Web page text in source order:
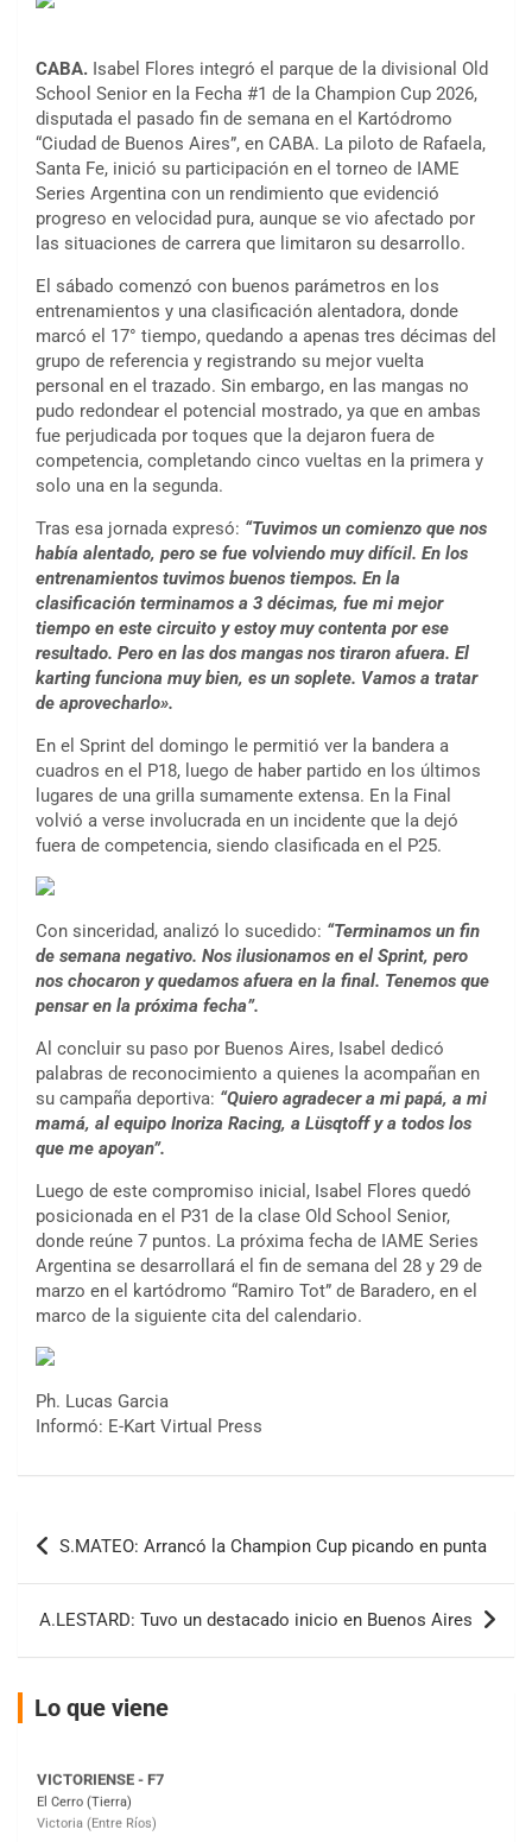
CABA. Isabel Flores integró el parque de la divisional Old
School Senior en la Fecha #1 de la Champion Cup 2026,
disputada el pasado fin de semana en el Kartódromo
“Ciudad de Buenos Aires”, en CABA. La piloto de Rafaela,
Santa Fe, inició su participación en el torneo de IAME
Series Argentina con un rendimiento que evidenció
progreso en velocidad pura, aunque se vio afectado por
las situaciones de carrera que limitaron su desarrollo.
El sábado comenzó con buenos parámetros en los
entrenamientos y una clasificación alentadora, donde
marcó el 17° tiempo, quedando a apenas tres décimas del
grupo de referencia y registrando su mejor vuelta
personal en el trazado. Sin embargo, en las mangas no
pudo redondear el potencial mostrado, ya que en ambas
fue perjudicada por toques que la dejaron fuera de
competencia, completando cinco vueltas en la primera y
solo una en la segunda.
Tras esa jornada expresó: “Tuvimos un comienzo que nos
había alentado, pero se fue volviendo muy difícil. En los
entrenamientos tuvimos buenos tiempos. En la
clasificación terminamos a 3 décimas, fue mi mejor
tiempo en este circuito y estoy muy contenta por ese
resultado. Pero en las dos mangas nos tiraron afuera. El
karting funciona muy bien, es un soplete. Vamos a tratar
de aprovecharlo».
En el Sprint del domingo le permitió ver la bandera a
cuadros en el P18, luego de haber partido en los últimos
lugares de una grilla sumamente extensa. En la Final
volvió a verse involucrada en un incidente que la dejó
fuera de competencia, siendo clasificada en el P25.
Con sinceridad, analizó lo sucedido: “Terminamos un fin
de semana negativo. Nos ilusionamos en el Sprint, pero
nos chocaron y quedamos afuera en la final. Tenemos que
pensar en la próxima fecha”.
Al concluir su paso por Buenos Aires, Isabel dedicó
palabras de reconocimiento a quienes la acompañan en
su campaña deportiva: “Quiero agradecer a mi papá, a mi
mamá, al equipo Inoriza Racing, a Lüsqtoff y a todos los
que me apoyan”.
Luego de este compromiso inicial, Isabel Flores quedó
posicionada en el P31 de la clase Old School Senior,
donde reúne 7 puntos. La próxima fecha de IAME Series
Argentina se desarrollará el fin de semana del 28 y 29 de
marzo en el kartódromo “Ramiro Tot” de Baradero, en el
marco de la siguiente cita del calendario.
Ph. Lucas Garcia
Informó: E-Kart Virtual Press
Navegación
de
entradas
S.MATEO: Arrancó la Champion Cup picando en punta
A.LESTARD: Tuvo un destacado inicio en Buenos Aires
Lo que viene
COBERTURA ESPECIAL DE E-KART.COM.AR
08/09-AGO
KDO - F6
Ciudad de Trenque Lauquen (Asfalto)
Victoria (Entre Ríos)
PATAGONICO - F6